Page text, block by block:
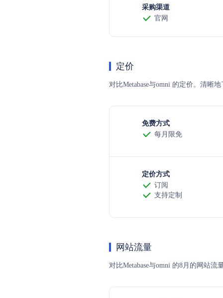
采购渠道
官网
定价
对比Metabase与omni 的定价。清晰
免费方式
每月限免
定价方式
订阅
支持定制
网站流量
对比Metabase与omni 的8月的网站